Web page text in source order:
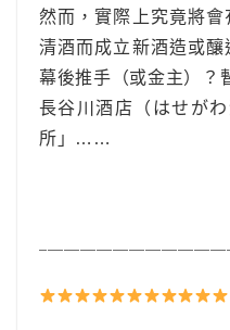
然而，實際上究竟將
清酒而成立新酒造或
幕後推手（或金主）？
長谷川酒店（はせが
所」……